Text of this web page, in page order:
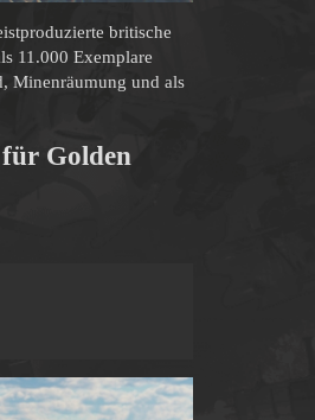
britische
11.000 Exemplare
Minenräumung und als
Golden